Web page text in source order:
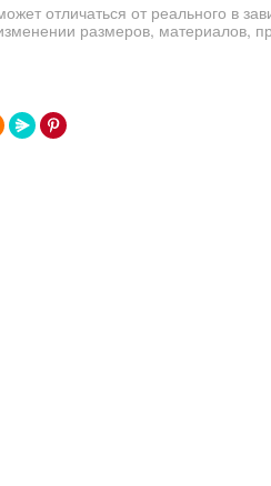
отличаться от реального в
размеров, материалов,